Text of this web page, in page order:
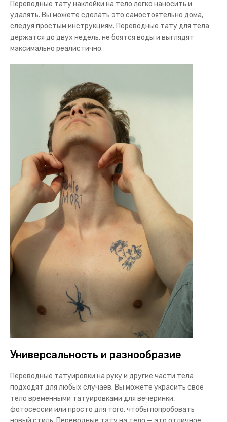
Переводные тату наклейки на тело легко наносить и
удалять. Вы можете сделать это самостоятельно дома,
следуя простым инструкциям. Переводные тату для тела
держатся до двух недель, не боятся воды и выглядят
максимально реалистично.
Универсальность и разнообразие
Переводные татуировки на руку и другие части тела
подходят для любых случаев. Вы можете украсить свое
тело временными татуировками для вечеринки,
фотосессии или просто для того, чтобы попробовать